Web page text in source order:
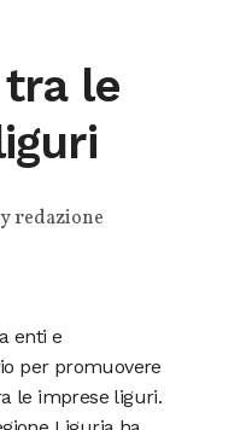
le
redazione
enti e
per promuovere
le imprese liguri.